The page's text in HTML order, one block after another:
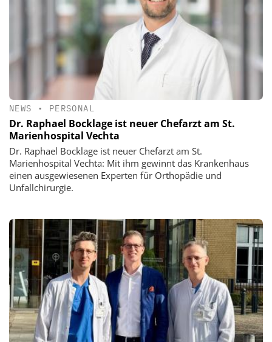
NEWS • PERSONAL
Dr. Raphael Bocklage ist neuer Chefarzt am St.
Marienhospital Vechta
Dr. Raphael Bocklage ist neuer Chefarzt am St.
Marienhospital Vechta: Mit ihm gewinnt das Krankenhaus
einen ausgewiesenen Experten für Orthopädie und
Unfallchirurgie.